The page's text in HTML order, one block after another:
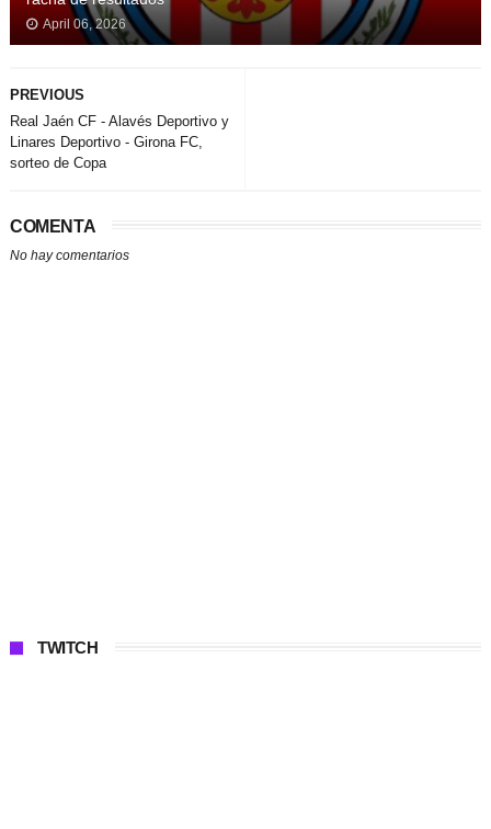
April 06, 2026
PREVIOUS
Real Jaén CF - Alavés Deportivo y
Linares Deportivo - Girona FC,
sorteo de Copa
COMENTA
No hay comentarios
TWITCH